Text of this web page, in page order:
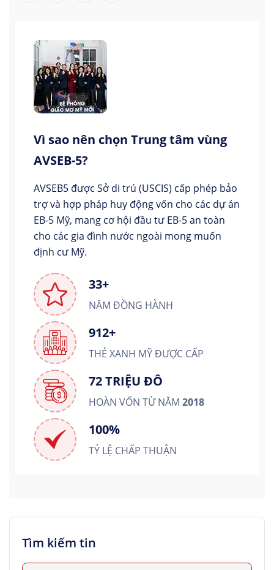
Vì sao nên chọn Trung tâm vùng
AVSEB-5?
AVSEB5 được Sở di trú (USCIS) cấp phép bảo
trợ và hợp pháp huy động vốn cho các dự án
EB-5 Mỹ, mang cơ hội đầu tư EB-5 an toàn
cho các gia đình nước ngoài mong muốn
định cư Mỹ.
33+
NĂM ĐỒNG HÀNH
912+
THẺ XANH MỸ ĐƯỢC CẤP
72 TRIỆU ĐÔ
HOÀN VỐN TỪ NĂM 2018
100%
TỶ LỆ CHẤP THUẬN
Tìm kiếm tin